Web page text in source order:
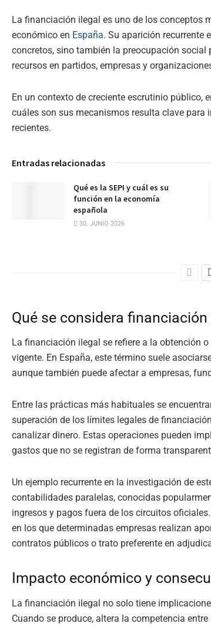
La financiación ilegal es uno de los conceptos
económico en España. Su aparición recurrente
concretos, sino también la preocupación social
recursos en partidos, empresas y
En un contexto de creciente escrutinio público,
cuáles son sus mecanismos resulta clave para
recientes.
Entradas relacionadas
Qué es la SEPI y cuál es su
función en la economía
española
30. JUNIO 2026
Qué se considera
La financiación ilegal se refiere a la obtención
vigente. En España, este término suele
aunque también puede afectar a empresas,
Entre las prácticas más habituales se
superación de los límites legales de
canalizar dinero. Estas operaciones pueden
gastos que no se registran de forma
Un ejemplo recurrente en la investigación de
contabilidades paralelas, conocidas
ingresos y pagos fuera de los circuitos
en los que determinadas empresas realizan
contratos públicos o trato preferente en
Impacto económico y
La financiación ilegal no solo tiene
Cuando se produce, altera la competencia